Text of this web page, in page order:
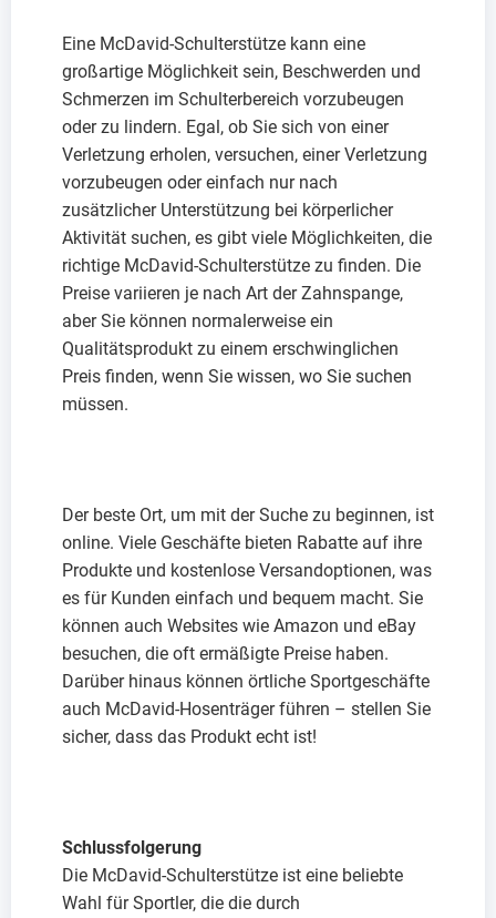
Eine McDavid-Schulterstütze kann eine
großartige Möglichkeit sein, Beschwerden und
Schmerzen im Schulterbereich vorzubeugen
oder zu lindern. Egal, ob Sie sich von einer
Verletzung erholen, versuchen, einer Verletzung
vorzubeugen oder einfach nur nach
zusätzlicher Unterstützung bei körperlicher
Aktivität suchen, es gibt viele Möglichkeiten, die
richtige McDavid-Schulterstütze zu finden. Die
Preise variieren je nach Art der Zahnspange,
aber Sie können normalerweise ein
Qualitätsprodukt zu einem erschwinglichen
Preis finden, wenn Sie wissen, wo Sie suchen
müssen.
Der beste Ort, um mit der Suche zu beginnen, ist
online. Viele Geschäfte bieten Rabatte auf ihre
Produkte und kostenlose Versandoptionen, was
es für Kunden einfach und bequem macht. Sie
können auch Websites wie Amazon und eBay
besuchen, die oft ermäßigte Preise haben.
Darüber hinaus können örtliche Sportgeschäfte
auch McDavid-Hosenträger führen – stellen Sie
sicher, dass das Produkt echt ist!
Schlussfolgerung
Die McDavid-Schulterstütze ist eine beliebte
Wahl für Sportler, die die durch